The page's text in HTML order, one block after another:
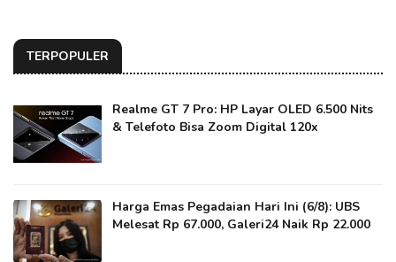
TERPOPULER
Realme GT 7 Pro: HP Layar OLED 6.500 Nits
& Telefoto Bisa Zoom Digital 120x
Harga Emas Pegadaian Hari Ini (6/8): UBS
Melesat Rp 67.000, Galeri24 Naik Rp 22.000